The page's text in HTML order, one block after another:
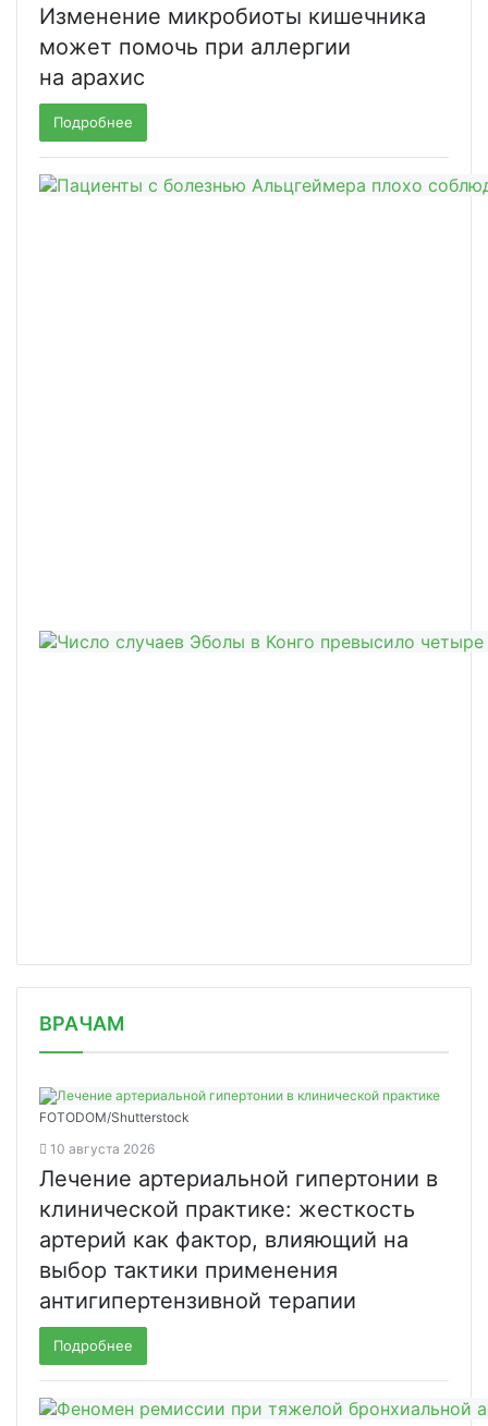
Изменение микробиоты кишечника
может помочь при аллергии
на арахис
Подробнее
ВРАЧАМ
FOTODOM/Shutterstock
10 августа 2026
Лечение артериальной гипертонии в
клинической практике: жесткость
артерий как фактор, влияющий на
выбор тактики применения
антигипертензивной терапии
Подробнее